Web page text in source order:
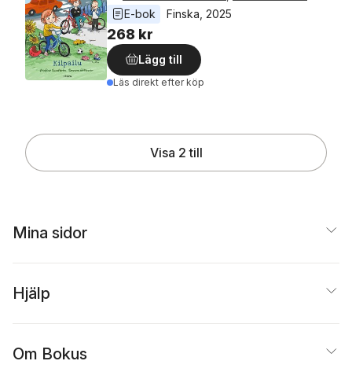
E-bok
Finska 2025
268 kr
Lägg till
Läs direkt efter köp
Visa 2 till
Mina sidor
Hjälp
Om Bokus